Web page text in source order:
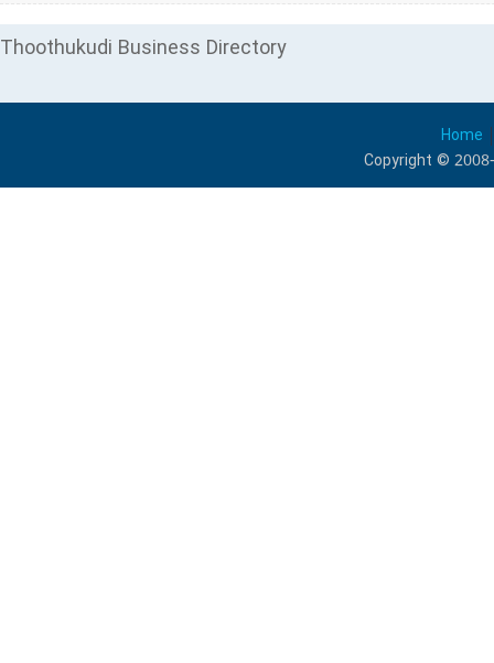
Thoothukudi Business Directory
Home
Copyright ©